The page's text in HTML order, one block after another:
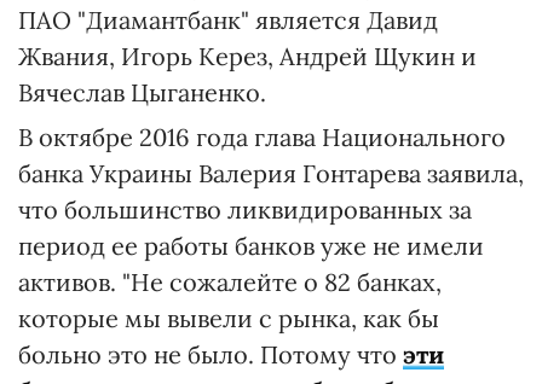
ПАО "Диамантбанк" является Давид
Жвания, Игорь Керез, Андрей Щукин и
Вячеслав Цыганенко.
В октябре 2016 года глава Национального
банка Украины Валерия Гонтарева заявила,
что большинство ликвидированных за
период ее работы банков уже не имели
активов. "Не сожалейте о 82 банках,
которые мы вывели с рынка, как бы
больно это не было. Потому что эти